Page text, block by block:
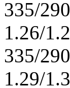
335/
1.26/
335/
1.29/